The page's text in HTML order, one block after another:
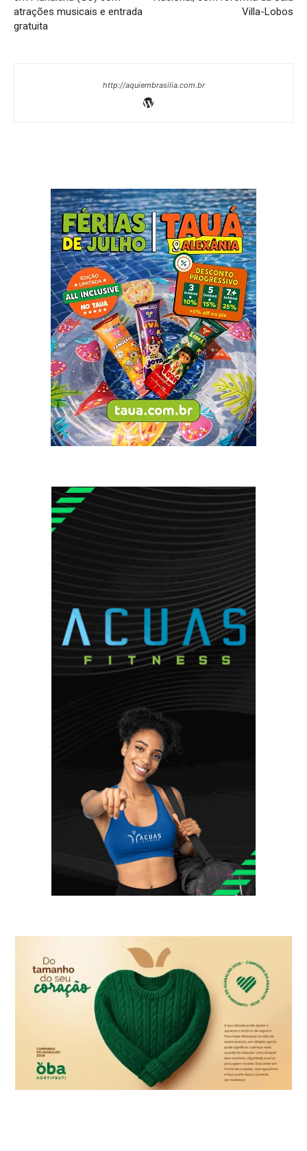
atrações musicais e entrada
gratuita
Villa-Lobos
http://aquiembrasilia.com.br